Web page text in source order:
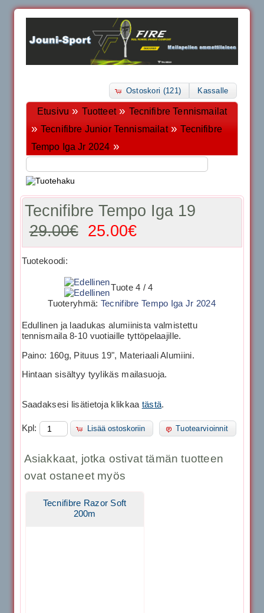
Ostoskori (121) Kassalle
Etusivu » Tuotteet» Tecnifibre Tennismailat
» Tecnifibre Junior Tennismailat»Tecnifibre
Tempo Iga Jr 2024 »
Tecnifibre Tempo Iga 19
29.00€ 25.00€
Tuotekoodi:
Tuote 4 / 4
Tuoteryhmä: Tecnifibre Tempo Iga Jr 2024
Edullinen ja laadukas alumiinista valmistettu
tennismaila 8-10 vuotiaille tyttöpelaajille.
Paino: 160g, Pituus 19", Materiaali Alumiini.
Hintaan sisältyy tyylikäs mailasuoja.
Saadaksesi lisätietoja klikkaa tästä.
Kpl: Lisää ostoskoriin Tuotearvioinnit
Asiakkaat, jotka ostivat tämän tuotteen
ovat ostaneet myös
Tecnifibre Razor Soft
200m